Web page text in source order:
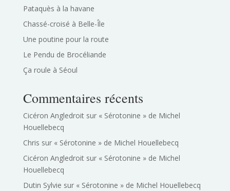
Pataquès à la havane
Chassé-croisé à Belle-Île
Une poutine pour la route
Le Pendu de Brocéliande
Ça roule à Séoul
Commentaires récents
Cicéron Angledroitsur « Sérotonine » de Michel
Houellebecq
Chris sur « Sérotonine » de Michel Houellebecq
Cicéron Angledroitsur « Sérotonine » de Michel
Houellebecq
Dutin Sylvie sur « Sérotonine » de Michel Houellebecq